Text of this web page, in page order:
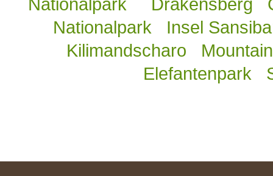
Nationalpark
Drakensberg
Nationalpark
Insel
Kilimandscharo
Elefantenpark